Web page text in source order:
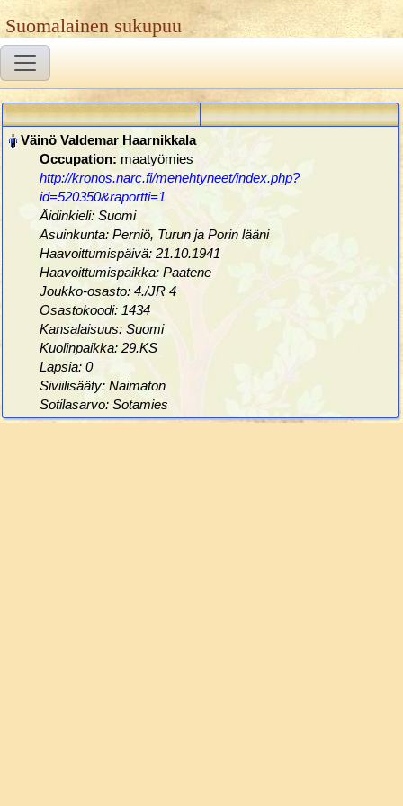
Suomalainen sukupuu
Occupation: maatyömies
http://kronos.narc.fi/menehtyneet/index.php?
id=520350&raportti=1
Äidinkieli: Suomi
Asuinkunta: Perniö, Turun ja Porin lääni
Haavoittumispäivä: 21.10.1941
Haavoittumispaikka: Paatene
Joukko-osasto: 4./JR 4
Osastokoodi: 1434
Kansalaisuus: Suomi
Kuolinpaikka: 29.KS
Lapsia: 0
Siviilisääty: Naimaton
Sotilasarvo: Sotamies